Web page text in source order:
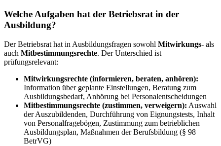
Welche Aufgaben hat der Betriebsrat in der
Ausbildung?
Der Betriebsrat hat in Ausbildungsfragen sowohl Mitwirkungs- als
auch Mitbestimmungsrechte. Der Unterschied ist
prüfungsrelevant:
Mitwirkungsrechte (informieren, beraten, anhören):
Information über geplante Einstellungen, Beratung zum
Ausbildungsbedarf, Anhörung bei Personalentscheidungen
Mitbestimmungsrechte (zustimmen, verweigern): Auswahl
der Auszubildenden, Durchführung von Eignungstests, Inhalt
von Personalfragebögen, Zustimmung zum betrieblichen
Ausbildungsplan, Maßnahmen der Berufsbildung (§ 98
BetrVG)